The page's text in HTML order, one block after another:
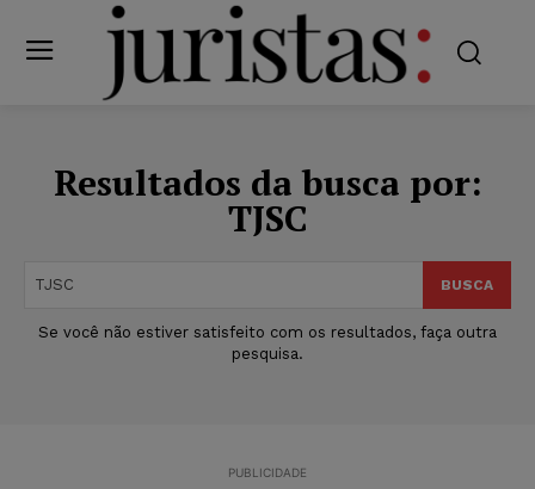
Resultados da busca por:
TJSC
BUSCA
Se você não estiver satisfeito com os resultados, faça outra
pesquisa.
PUBLICIDADE